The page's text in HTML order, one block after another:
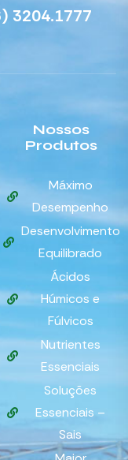
3204.1777
Nossos
Produtos
Máximo
Desempenho
Desenvolvimento
Equilibrado
Ácidos
Húmicos e
Fúlvicos
Nutrientes
Essenciais
Soluções
Essenciais –
Sais